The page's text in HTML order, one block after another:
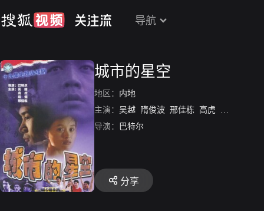
导航
城市的星空
地区： 内地
主演： 吴越 隋俊波 邢佳栋 高虎
杨超
导演：
巴特尔
分享